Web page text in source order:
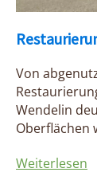
Von
Wendelin
Oberflächen
Weiterlesen